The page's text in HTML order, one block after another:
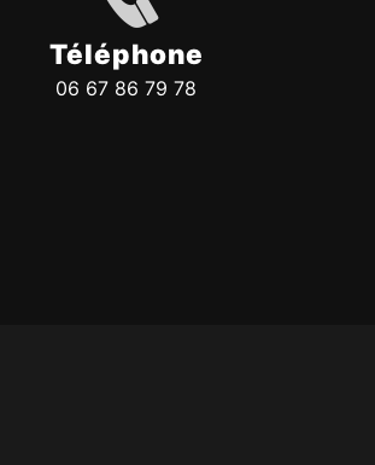
Téléphone
06 67 86 79 78